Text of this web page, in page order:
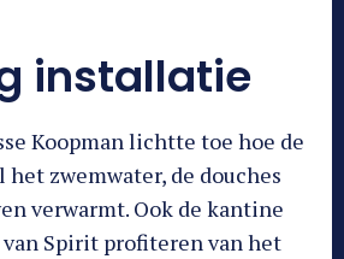
installatie
Koopman lichtte toe hoe de
zwemwater, de douches
verwarmt. Ook de kantine
Spirit profiteren van het